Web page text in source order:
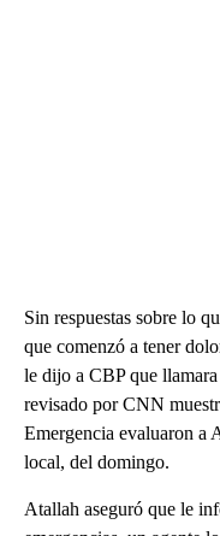
Sin respuestas sobre lo
que comenzó a tener
le dijo a CBP que
revisado por CNN
Emergencia evaluaron a
local, del domingo.
Atallah aseguró que le